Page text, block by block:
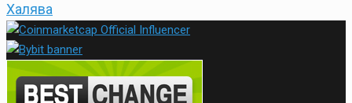
Халява